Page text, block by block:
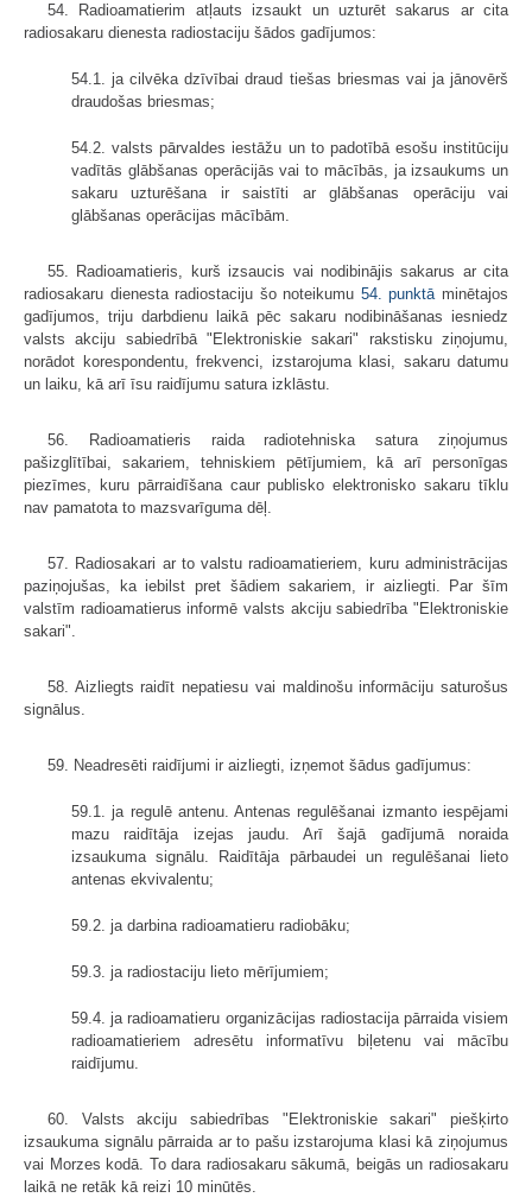
54. Radioamatierim atļauts izsaukt un uzturēt sakarus ar cita
radiosakaru dienesta radiostaciju šādos gadījumos:
54.1. ja cilvēka dzīvībai draud tiešas briesmas vai ja jānovērš
draudošas briesmas;
54.2. valsts pārvaldes iestāžu un to padotībā esošu institūciju
vadītās glābšanas operācijās vai to mācībās, ja izsaukums un
sakaru uzturēšana ir saistīti ar glābšanas operāciju vai
glābšanas operācijas mācībām.
55. Radioamatieris, kurš izsaucis vai nodibinājis sakarus ar cita
radiosakaru dienesta radiostaciju šo noteikumu 54. punktāminētajos
gadījumos, triju darbdienu laikā pēc sakaru nodibināšanas iesniedz
valsts akciju sabiedrībā "Elektroniskie sakari" rakstisku ziņojumu,
norādot korespondentu, frekvenci, izstarojuma klasi, sakaru datumu
un laiku, kā arī īsu raidījumu satura izklāstu.
56. Radioamatieris raida radiotehniska satura ziņojumus
pašizglītībai, sakariem, tehniskiem pētījumiem, kā arī personīgas
piezīmes, kuru pārraidīšana caur publisko elektronisko sakaru tīklu
nav pamatota to mazsvarīguma dēļ.
57. Radiosakari ar to valstu radioamatieriem, kuru administrācijas
paziņojušas, ka iebilst pret šādiem sakariem, ir aizliegti. Par šīm
valstīm radioamatierus informē valsts akciju sabiedrība "Elektroniskie
sakari".
58. Aizliegts raidīt nepatiesu vai maldinošu informāciju saturošus
signālus.
59. Neadresēti raidījumi ir aizliegti, izņemot šādus gadījumus:
59.1. ja regulē antenu. Antenas regulēšanai izmanto iespējami
mazu raidītāja izejas jaudu. Arī šajā gadījumā noraida
izsaukuma signālu. Raidītāja pārbaudei un regulēšanai lieto
antenas ekvivalentu;
59.2. ja darbina radioamatieru radiobāku;
59.3. ja radiostaciju lieto mērījumiem;
59.4. ja radioamatieru organizācijas radiostacija pārraida visiem
radioamatieriem adresētu informatīvu biļetenu vai mācību
raidījumu.
60. Valsts akciju sabiedrības "Elektroniskie sakari" piešķirto
izsaukuma signālu pārraida ar to pašu izstarojuma klasi kā ziņojumus
vai Morzes kodā. To dara radiosakaru sākumā, beigās un radiosakaru
laikā ne retāk kā reizi 10 minūtēs.